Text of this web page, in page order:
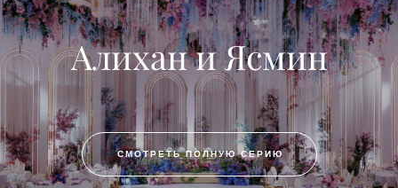
Алихан и Ясмин
СМОТРЕТЬ ПОЛНУЮ СЕРИЮ